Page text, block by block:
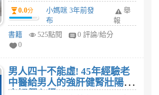
0.0分
小媽咪 3年前發
布
舉
報
書籍
525點閱
0 評論/給分
0
男人四十不能虛! 45年經驗老
中醫給男人的強肝健腎壯陽指